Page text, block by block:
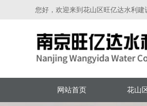
您好，欢迎来到花山区旺亿达水利建
网站首页 花山